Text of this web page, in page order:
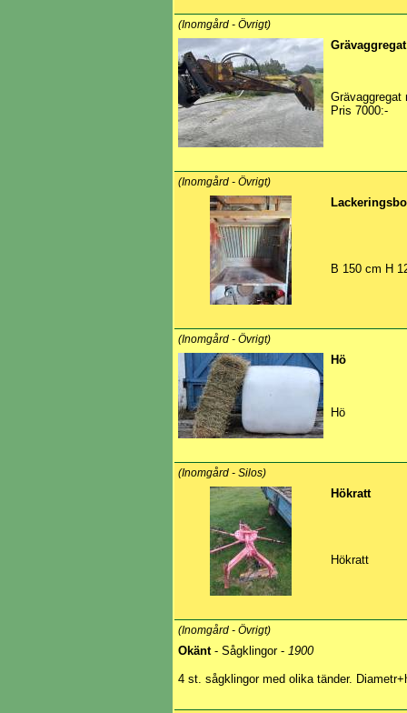
(Inomgård - Övrigt)
Grävaggregat
Pris 7000:-
(Inomgård - Övrigt)
B 150 cm H
(Inomgård - Övrigt)
Hö
Hö
(Inomgård - Silos)
Hökratt
Hökratt
(Inomgård - Övrigt)
Okänt- Sågklingor - 1900
4 st. sågklingor med olika tänder.